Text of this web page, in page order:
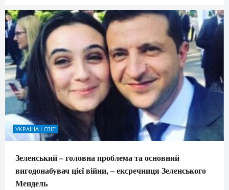
УКРАЇНА І СВІТ
Зеленський – головна проблема та основний
вигодонабувач цієї війни, – ексречниця Зеленського
Мендель